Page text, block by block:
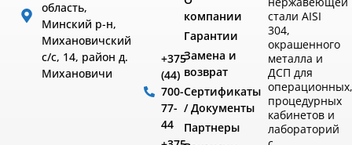
область,
Минский р-н,
Михановичский
с/с, 14, район д.
Михановичи
+375
(44)
700-
77-
44
компании
Гарантии
Замена и
возврат
Сертификаты
/ Документы
Партнеры
стали AISI
304,
окрашенного
металла и
ДСП для
операционных,
процедурных
кабинетов и
лабораторий